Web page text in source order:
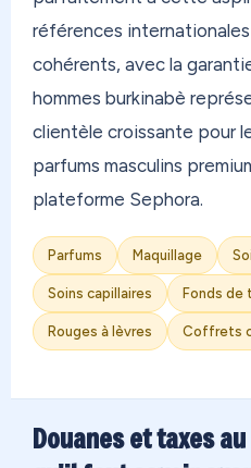
références
cohérents, avec la
hommes burkinabè
clientèle croissante pour
parfums masculins
plateforme Sephora.
Parfums Maquillage
Soins capillaires Fonds de
Rouges à lèvres Coffrets
Douanes et taxes